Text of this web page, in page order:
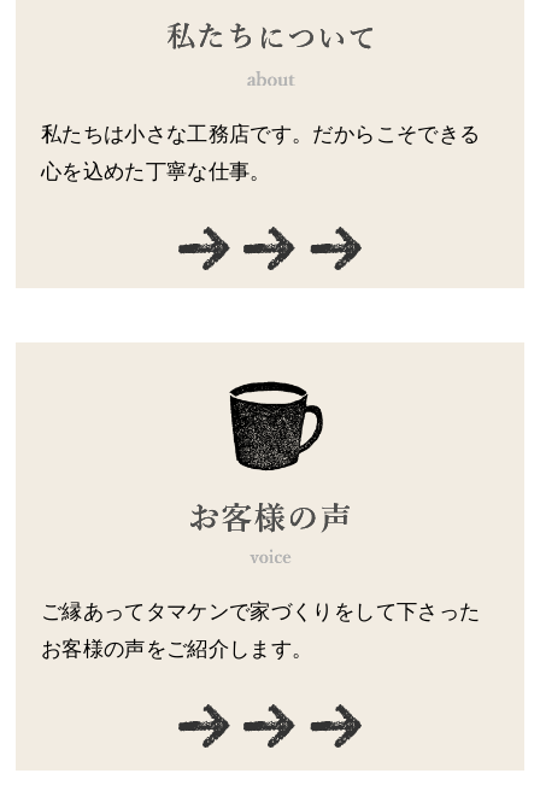
私たちは小さな工務店です。だからこそできる
心を込めた丁寧な仕事。
ご縁あってタマケンで家づくりをして下さった
お客様の声をご紹介します。